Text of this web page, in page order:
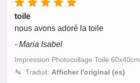
toile
nous avons adoré la toile
- Maria Isabel
Impression Photocollage Toile 60x40cm
Traduit: Afficher l'original (es)